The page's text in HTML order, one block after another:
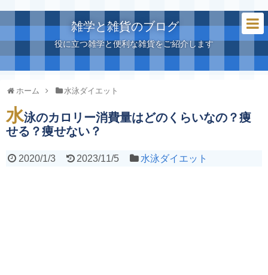
雑学と雑貨のブログ
役に立つ雑学と便利な雑貨をご紹介します
ホーム 水泳ダイエット
水泳のカロリー消費量はどのくらいなの？痩
せる？痩せない？
2020/1/3 2023/11/5 水泳ダイエット